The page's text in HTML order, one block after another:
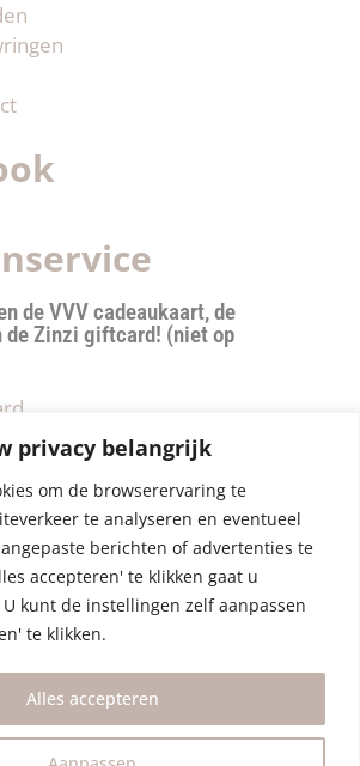
privacy belangrijk
om de browserervaring te
te analyseren en eventueel
berichten of advertenties te
accepteren' te klikken gaat u
kunt de instellingen zelf aanpassen
te klikken.
Alles accepteren
de VVV cadeaukaart, de
de Zinzi giftcard! (niet op
& verzendkosten
Policy
Voorwaarden